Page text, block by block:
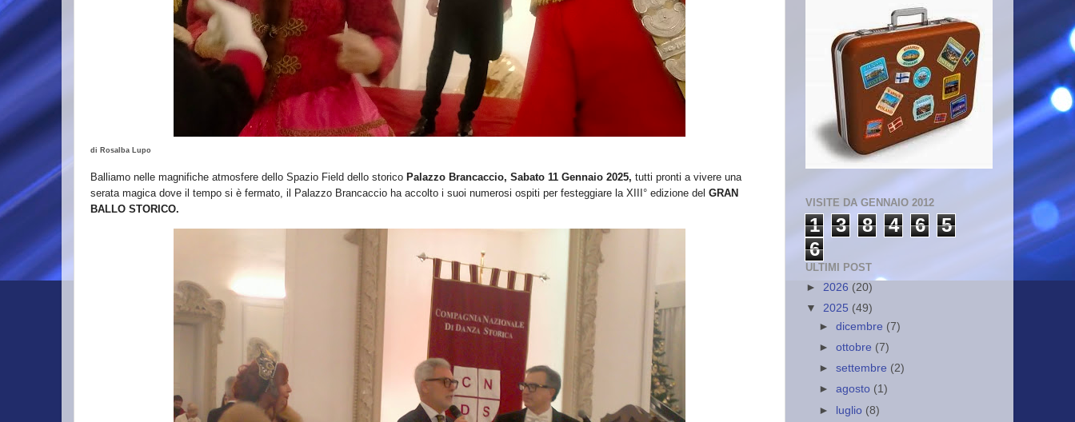
di Rosalba Lupo
Balliamo nelle magnifiche atmosfere dello Spazio Field dello storico Palazzo Brancaccio, Sabato 11 Gennaio 2025, tutti pronti a vivere una
serata magica dove il tempo si è fermato, il Palazzo Brancaccio ha accolto i suoi numerosi ospiti per festeggiare la XIII° edizione del GRAN
BALLO STORICO.
VISITE DA GENNAIO 2012
1 3 8 4 6
5
6
ULTIMI POST
► 2026 (20)
▼ 2025 (49)
►dicembre (7)
►ottobre (7)
►settembre (2)
►agosto (1)
► luglio (8)